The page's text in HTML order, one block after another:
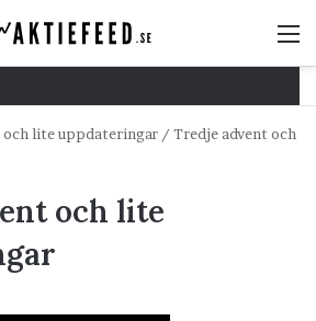
och lite uppdateringar / Tredje advent och
och lite